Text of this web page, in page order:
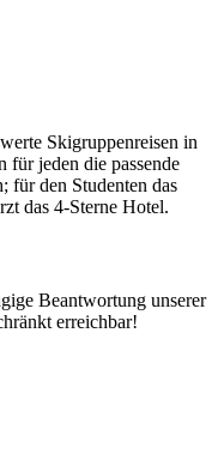
Skigruppenreisen in
für jeden die passende
für den Studenten das
das 4-Sterne Hotel.
Beantwortung unserer
erreichbar!